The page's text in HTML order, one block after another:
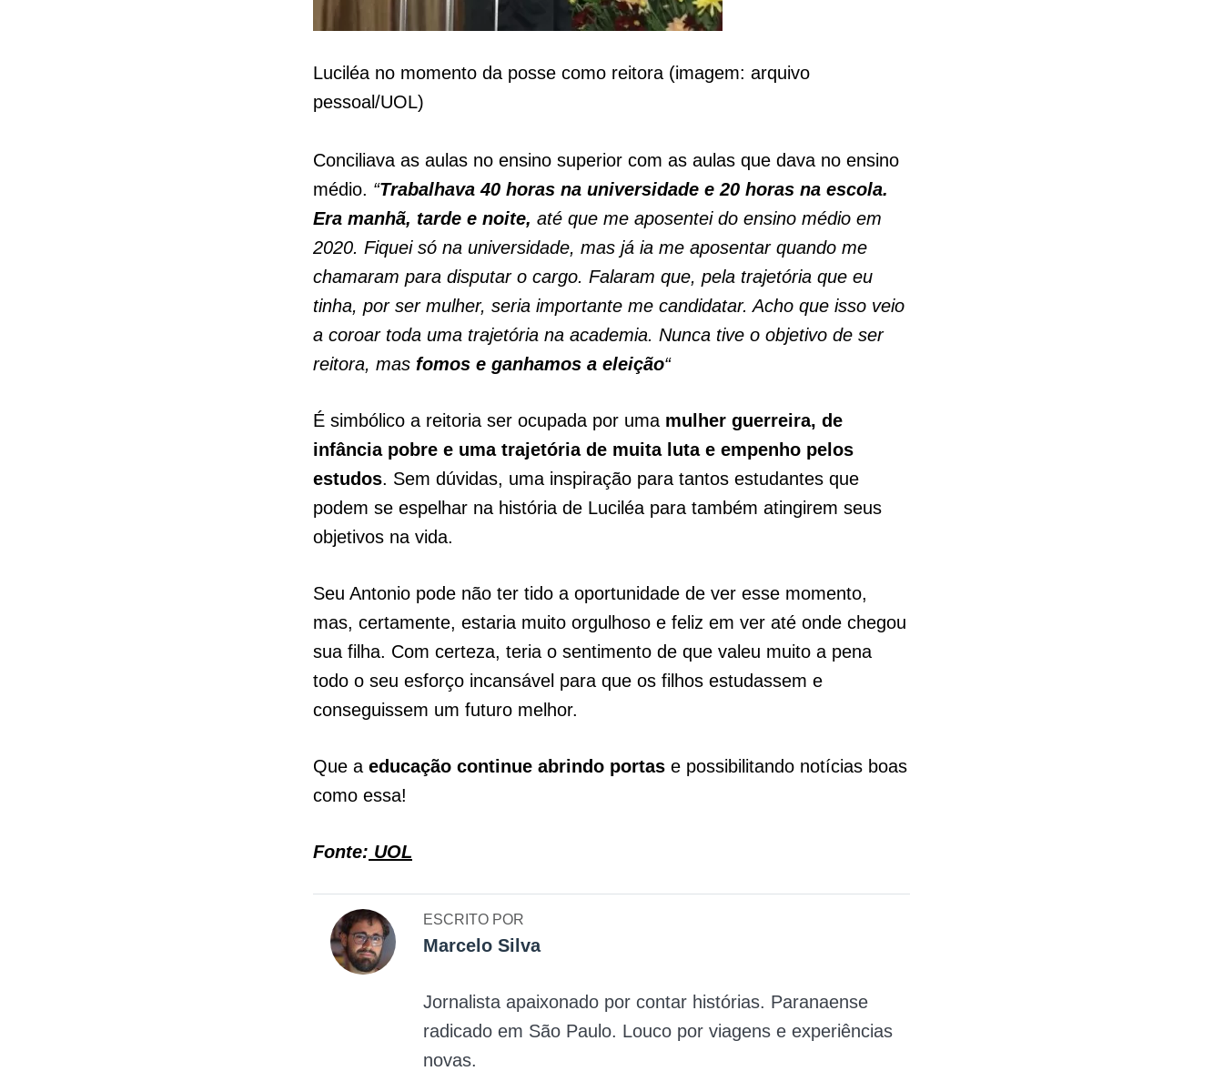
Luciléa no momento da posse como reitora (imagem: arquivo
pessoal/UOL)
Conciliava as aulas no ensino superior com as aulas que dava no ensino
médio. “Trabalhava 40 horas na universidade e 20 horas na escola.
Era manhã, tarde e noite, até que me aposentei do ensino médio em
2020. Fiquei só na universidade, mas já ia me aposentar quando me
chamaram para disputar o cargo. Falaram que, pela trajetória que eu
tinha, por ser mulher, seria importante me candidatar. Acho que isso veio
a coroar toda uma trajetória na academia. Nunca tive o objetivo de ser
reitora, mas fomos e ganhamos a eleição“
É simbólico a reitoria ser ocupada por uma mulher guerreira, de
infância pobre e uma trajetória de muita luta e empenho pelos
estudos. Sem dúvidas, uma inspiração para tantos estudantes que
podem se espelhar na história de Luciléa para também atingirem seus
objetivos na vida.
Seu Antonio pode não ter tido a oportunidade de ver esse momento,
mas, certamente, estaria muito orgulhoso e feliz em ver até onde chegou
sua filha. Com certeza, teria o sentimento de que valeu muito a pena
todo o seu esforço incansável para que os filhos estudassem e
conseguissem um futuro melhor.
Que a educação continue abrindo portas e possibilitando notícias boas
como essa!
Fonte: UOL
ESCRITO POR
Marcelo Silva
Jornalista apaixonado por contar histórias. Paranaense
radicado em São Paulo. Louco por viagens e experiências
novas.